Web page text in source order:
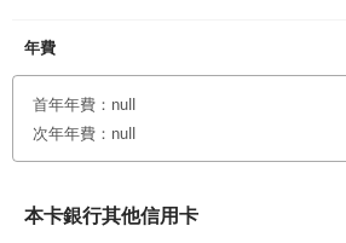
年費
首年年費：null
次年年費：null
本卡銀行其他信用卡